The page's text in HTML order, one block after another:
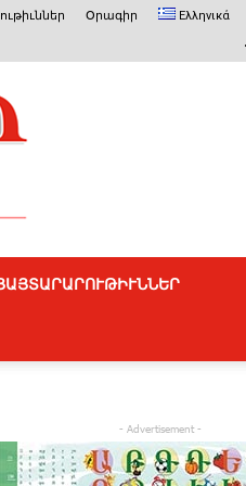
Օրագիր Ελληνικά
- Advertisement -